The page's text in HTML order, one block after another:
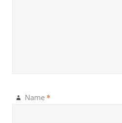
Name *